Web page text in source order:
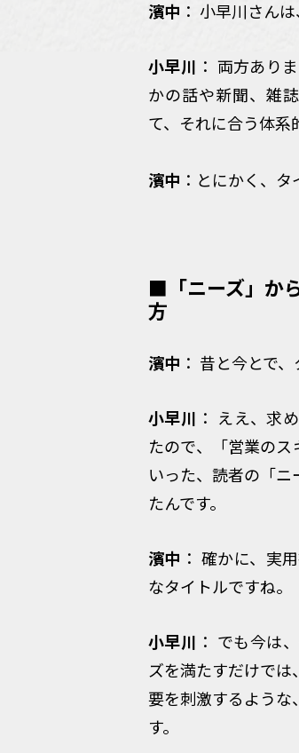
濱中 ： 小早川さん
小早川 ： 両方あり
かの話や新聞、雑
て、それに合う体系
濱中 ：とにかく、タ
■「ニーズ」か
方
濱中 ： 昔と今とで
小早川 ： ええ、求
たので、「営業の
いった、読者の「
たんです。
濱中 ： 確かに、実
なタイトルですね。
小早川 ： でも今は
ズを満たすだけで
要を刺激するような
す。